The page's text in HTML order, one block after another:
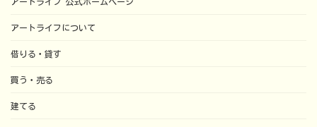
アートライフについて
借りる・貸す
買う・売る
建てる